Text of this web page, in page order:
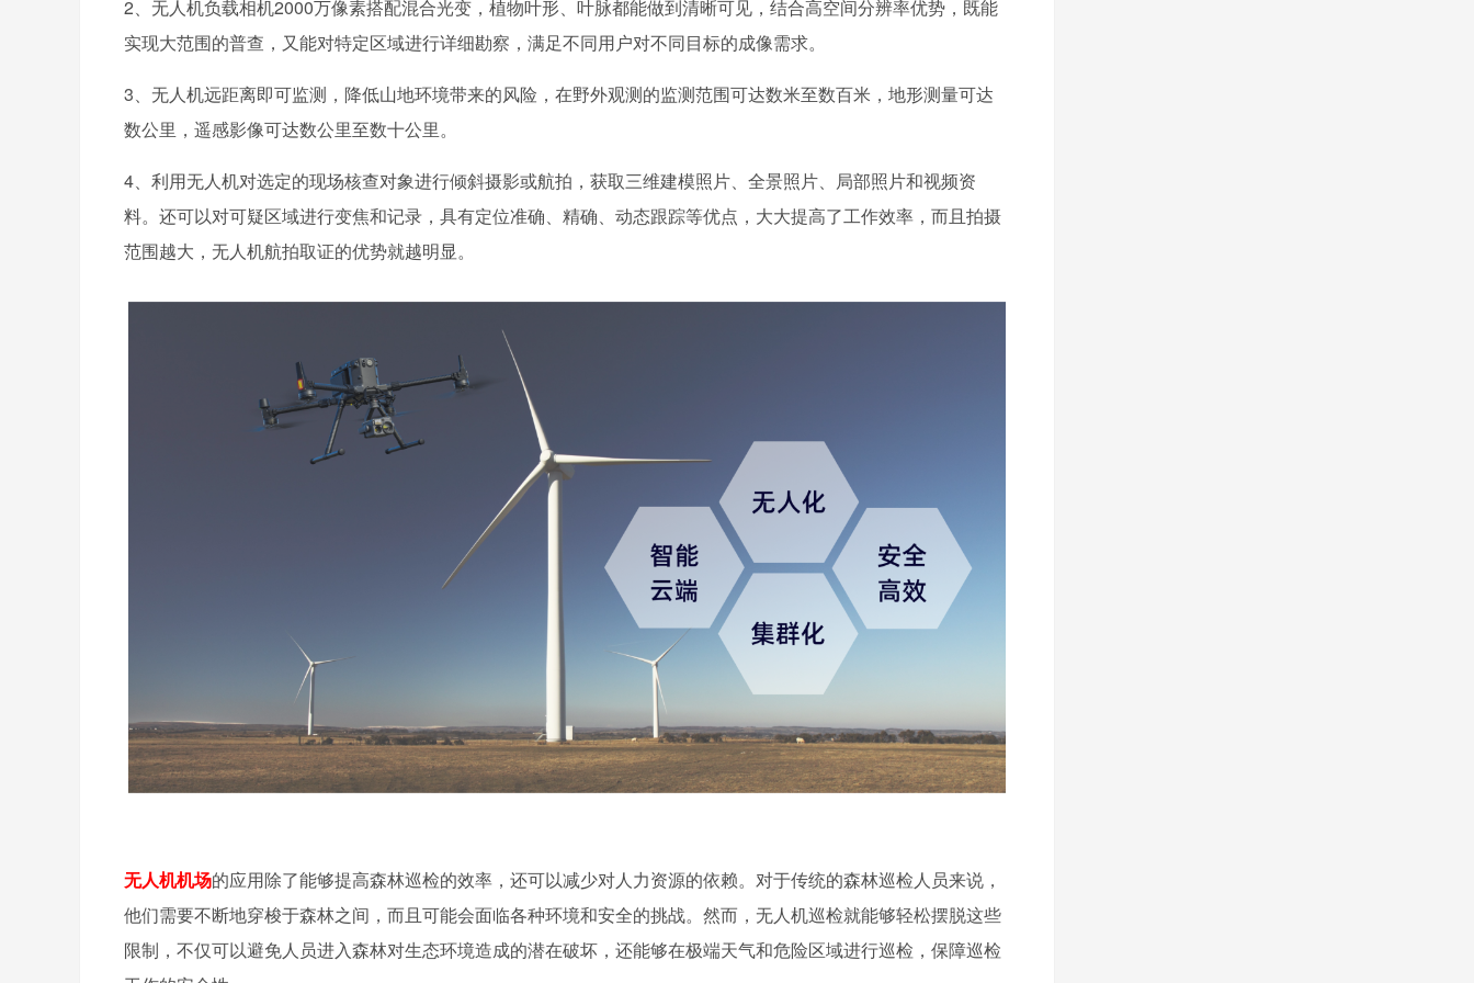
2、无人机负载相机2000万像素搭配混合光变，植物叶形、叶脉都能做到清晰可见，结合高空间分辨率优势，既能
实现大范围的普查，又能对特定区域进行详细勘察，满足不同用户对不同目标的成像需求。
3、无人机远距离即可监测，降低山地环境带来的风险，在野外观测的监测范围可达数米至数百米，地形测量可达
数公里，遥感影像可达数公里至数十公里。
4、利用无人机对选定的现场核查对象进行倾斜摄影或航拍，获取三维建模照片、全景照片、局部照片和视频资
料。还可以对可疑区域进行变焦和记录，具有定位准确、精确、动态跟踪等优点，大大提高了工作效率，而且拍摄
范围越大，无人机航拍取证的优势就越明显。
无人机机场的应用除了能够提高森林巡检的效率，还可以减少对人力资源的依赖。对于传统的森林巡检人员来说，
他们需要不断地穿梭于森林之间，而且可能会面临各种环境和安全的挑战。然而，无人机巡检就能够轻松摆脱这些
限制，不仅可以避免人员进入森林对生态环境造成的潜在破坏，还能够在极端天气和危险区域进行巡检，保障巡检